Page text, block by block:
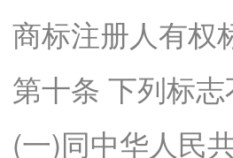
注册人有权标
条 下列标志
)同中华人民共